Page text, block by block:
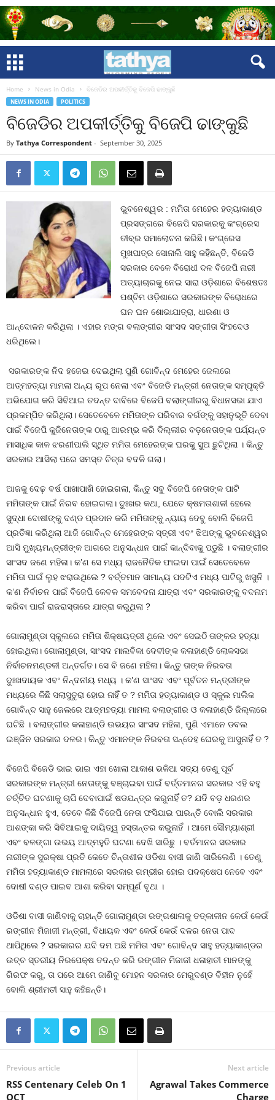
Home News in Odia ବିଜେଡିର ଅପକୀର୍ତ୍ତିକୁ ବିଜେପି ଢାଙ୍କୁଛି
NEWS IN ODIA POLITICS
ବିଜେଡିର ଅପକୀର୍ତ୍ତିକୁ ବିଜେପି ଢାଙ୍କୁଛି
By Tathya Correspondent - September 30, 2025
ଭୁବନେଶ୍ୱର : ମମିତା ମେହେର ହତ୍ୟାକାଣ୍ଡ
ପ୍ରସଙ୍ଗରେ ବିଜେପି ସରକାରକୁ କଂଗ୍ରେସ
ତୀବ୍ର ସମାଲୋଚନା କରିଛି। କଂଗ୍ରେସ
ମୁଖପାତ୍ର ସୋନାଲି ସାହୁ କହିଛନ୍ତି, ବିଜେଡି
ସରକାର ବେଳେ ବିରୋଧୀ ଦଳ ବିଜେପି ନାରୀ
ଅତ୍ୟାଚାରକୁ ନେଇ ସାରା ଓଡ଼ିଶାରେ ବିଶେଷତଃ
ପଶ୍ଚିମ ଓଡ଼ିଶାରେ ସରକାରଙ୍କ ବିରୋଧରେ
ଘନ ଘନ ଶୋଭାଯାତ୍ରା, ଧାରଣା ଓ
ଆନ୍ଦୋଳନ କରିଥିଲା । ଏହାର ମଙ୍ଗ ବଲାଙ୍ଗୀର ସାଂସଦ ସଙ୍ଗୀତା ସିଂହଦେଓ
ଧରିଥିଲେ।
ସରକାରଙ୍କ ନିଦ ହଜେଇ ଦେଇଥିଲା ପୁଣି ଗୋବିନ୍ଦ ମେହେର ଜେଲରେ
ଆତ୍ମହତ୍ୟା ମାମଲା ଅନ୍ୟ ରୂପ ନେଲା ଏବଂ ବିଜେଡି ମନ୍ତ୍ରୀ ନେତାଙ୍କ ସମ୍ପୃକ୍ତି
ଅଭିଯୋଗ କରି ସିବିଆଇ ତଦନ୍ତ ଦାବିରେ ବିଜେପି ବଲାଙ୍ଗୀରରୁ ବିଧାନସଭା ଯାଏ
ପ୍ରକମ୍ପିତ କରିଥିଲା। ସେତେବେଳେ ମମିତାଙ୍କ ପରିବାର ବର୍ଗଙ୍କୁ ସହାନୁଭୂତି ଦେବା
ପାଇଁ ବିଜେପି କୁଜିନେତାଙ୍କ ଠାରୁ ଆରମ୍ଭ କରି ଦିଲ୍ଲୀର ବଡ଼ନେତାଙ୍କ ପର୍ଯ୍ୟନ୍ତ
ମାସାଧିକ କାଳ ଝରଣୀପାଲି ସ୍ଥିତ ମମିତା ମେହେରଙ୍କ ଘରକୁ ସୁଅ ଛୁଟିଥିଲା । କିନ୍ତୁ
ସରକାର ଆସିଲା ପରେ ସମସ୍ତ ଚିତ୍ର ବଦଳି ଗଲା।
ଆଜକୁ ଦେଢ଼ ବର୍ଷ ପାଖାପାଖି ହୋଇଗଲା, କିନ୍ତୁ ସବୁ ବିଜେପି ନେତାଙ୍କ ପାଟି
ମମିତାଙ୍କ ପାଇଁ ନିରବ ହୋଇଗଲା। ଦୁଃଖର କଥା, ଯେତେ କ୍ଷମତାଶାଳୀ ହେଲେ
ସୁଦ୍ଧା ଦୋଷୀଙ୍କୁ ଦଣ୍ଡ ପ୍ରଦାନ କରି ମମିତାଙ୍କୁ ନ୍ୟାୟ ଦେବୁ ବୋଲି ବିଜେପି
ପ୍ରତିଜ୍ଞା କରିଥିଲା ଆଜି ଗୋବିନ୍ଦ ମେହେରଙ୍କ ସ୍ତ୍ରୀ ଏବଂ ଝିଅଙ୍କୁ ଭୁବନେଶ୍ୱର
ଆସି ମୁଖ୍ୟମନ୍ତ୍ରୀଙ୍କ ଆଗରେ ଅନୁସନ୍ଧାନ ପାଇଁ କାନ୍ଦିବାକୁ ପଡୁଛି । ବଲାଙ୍ଗୀର
ସାଂସଦ ଜଣେ ମହିଳା। କ’ଣ ସେ ମଧ୍ୟ ରାଜନୈତିକ ଫାଇଦା ପାଇଁ ସେତେବେଳେ
ମମିତା ପାଇଁ ଲୁହ ଝରାଉଥିଲେ ? ବର୍ତ୍ତମାନ ସାମାନ୍ୟ ପଦଟିଏ ମଧ୍ୟ ପାଟିରୁ ଖସୁନି ।
କ’ଣ ନିର୍ବାଚନ ପାଇଁ ବିଜେପି କେବଳ ସମବେଦନା ଯାତ୍ରା ଏବଂ ସରକାରଙ୍କୁ ବଦନାମ
କରିବା ପାଇଁ ରାଜରାସ୍ତାରେ ଯାତ୍ରା କରୁଥିଲା ?
ଗୋଲାମୁଣ୍ଡା ସ୍କୁଲରେ ମମିତା ଶିକ୍ଷୟତ୍ରୀ ଥିଲେ ଏବଂ ସେଇଠି ତାଙ୍କର ହତ୍ୟା
ହୋଇଥିଲା। ଗୋଲାମୁଣ୍ଡା, ସାଂସଦ ମାଲବିକା ଦେବୀଙ୍କ କଳାହାଣ୍ଡି ଲୋକସଭା
ନିର୍ବାଚନମଣ୍ଡଳୀ ଅନ୍ତର୍ଗତ। ସେ ବି ଜଣେ ମହିଳା। କିନ୍ତୁ ତାଙ୍କ ନିରବତା
ଦୁଃଖଦାୟକ ଏବଂ ନିନ୍ଦନୀୟ ମଧ୍ୟ । କ’ଣ ସାଂସଦ ଏବଂ ପୂର୍ବତନ ମନ୍ତ୍ରୀଙ୍କ
ମଧ୍ୟରେ କିଛି ସଲାସୁତୁରା ହୋଇ ନାହିଁ ତ ? ମମିତା ହତ୍ୟାକାଣ୍ଡ ଓ ସ୍କୁଲ ମାଲିକ
ଗୋବିନ୍ଦ ସାହୁ ଜେଲରେ ଆତ୍ମହତ୍ୟା ମାମଲା ବଲାଙ୍ଗୀର ଓ କଳାହାଣ୍ଡି ଜିଲ୍ଲାରେ
ଘଟିଛି । ବଲାଙ୍ଗୀର କଳାହାଣ୍ଡି ଉଭୟର ସାଂସଦ ମହିଳା, ପୁଣି ଏମାନେ ଡବଲ
ଇଞ୍ଜିନ ସରକାର ଦଳର। କିନ୍ତୁ ଏମାନଙ୍କ ନିରବତା ସନ୍ଦେହ ଘେରକୁ ଆସୁନାହିଁ ତ ?
ବିଜେପି ବିଜେଡି ଭାଇ ଭାଇ ଏହା ଖୋଲା ଆକାଶ ଭଳିଆ ସତ୍ୟ ତେଣୁ ପୂର୍ବ
ସରକାରଙ୍କ ମନ୍ତ୍ରୀ ନେତାଙ୍କୁ ବଞ୍ଚାଇବା ପାଇଁ ବର୍ତ୍ତମାନର ସରକାର ଏହି ବହୁ
ଚର୍ଚ୍ଚିତ ଘଟଣାକୁ ଚାପି ଦେବାପାଇଁ ଷଡଯନ୍ତ୍ର କରୁନାହିଁ ତ? ଯଦି ବଡ଼ ଧରଣର
ଅନୁସନ୍ଧାନ ହୁଏ, ତେବେ କିଛି ବିଜେପି ନେତା ଫସିଯାଇ ପାରନ୍ତି ବୋଲି ସରକାର
ଆଶଙ୍କା କରି ସିବିଆଇକୁ ଦାୟିତ୍ୱ ହସ୍ତାନ୍ତର କରୁନାହିଁ । ଆମେ ସୌମ୍ୟାଶ୍ରୀ
ଏବଂ ବଳଙ୍ଗା ଉଭୟ ଆତ୍ମହୁତି ଘଟଣା ଦେଖି ସାରିଛୁ । ବର୍ତମାନର ସରକାର
ନାରୀଙ୍କ ସୁରକ୍ଷା ପ୍ରତି କେତେ ଚିନ୍ତାଶୀଳ ଓଡିଶା ବାସୀ ଜାଣି ସାରିଲେଣି । ତେଣୁ
ମମିତା ହତ୍ୟାକାଣ୍ଡ ମାମଲାରେ ସରକାର ଗମ୍ଭୀର ହୋଇ ପଦକ୍ଷେପ ନେବେ ଏବଂ
ଦୋଷୀ ଦଣ୍ଡ ପାଇବ ଆଶା କରିବା ସମ୍ପୂର୍ଣ ବୃଥା ।
ଓଡିଶା ବାସୀ ଜାଣିବାକୁ ଚାହାନ୍ତି ଗୋଲାମୁଣ୍ଡା ରଙ୍ଗଶାଳାକୁ ତତ୍କାଳୀନ କେଉଁ କେଉଁ
ରଙ୍ଗୀନ ମିଜାଜୀ ମନ୍ତ୍ରୀ, ବିଧାୟକ ଏବଂ କେଉଁ କେଉଁ ଦଳର ନେତା ପାଦ
ଥାପିଥିଲେ ? ସରକାରର ଯଦି ଦମ ଅଛି ମମିତା ଏବଂ ଗୋବିନ୍ଦ ସାହୁ ହତ୍ୟାକାଣ୍ଡର
ଉଚ୍ଚ ସ୍ତରୀୟ ନିରପେକ୍ଷ ତଦନ୍ତ କରି ରଙ୍ଗୀନ ମିଜାଜୀ ଧଳାହାତୀ ମାନଙ୍କୁ
ଗିରଫ କରୁ, ତା ପରେ ଆମେ ଜାଣିବୁ ମୋହନ ସରକାର ମେରୁଦଣ୍ଡ ବିହୀନ ନୁହେଁ
ବୋଲି ଶ୍ରୀମତୀ ସାହୁ କହିଛନ୍ତି।
Previous article
RSS Centenary Celeb On 1
OCT
Next article
Agrawal Takes Commerce
Charge